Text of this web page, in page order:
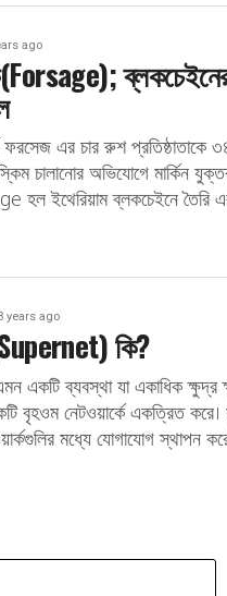
ago
এর চার রুশ প্রতিষ্ঠাতাকে
চালানোর অভিযোগে মার্কিন
হল ইথেরিয়াম ব্লকচেইনে তৈরি
years ago
কি?
একটি ব্যবস্থা যা একাধিক ক্ষুদ্র
বৃহওম নেটওয়ার্কে একত্রিত
মধ্যে যোগাযোগ স্থাপন